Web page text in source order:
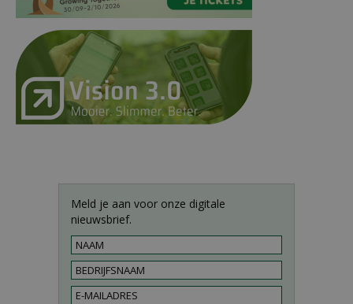
Meld je aan voor onze digitale
nieuwsbrief.